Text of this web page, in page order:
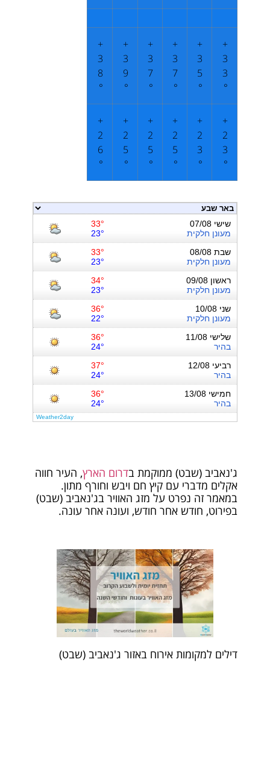
+
3
3
°
+
3
5
°
+
3
7
°
+
3
7
°
+
3
9
°
+
3
8
°
+
2
3
°
+
2
3
°
+
2
5
°
+
2
5
°
+
2
5
°
+
2
6
°
ג'נאביב (שבט) ממוקמת בדרום הארץ, העיר חווה
אקלים מדברי עם קיץ חם ויבש וחורף מתון.
במאמר זה נפרט על מזג האוויר בג'נאביב (שבט)
בפירוט, חודש אחר חודש, ועונה אחר עונה.
דילים למקומות אירוח באזור ג'נאביב (שבט)